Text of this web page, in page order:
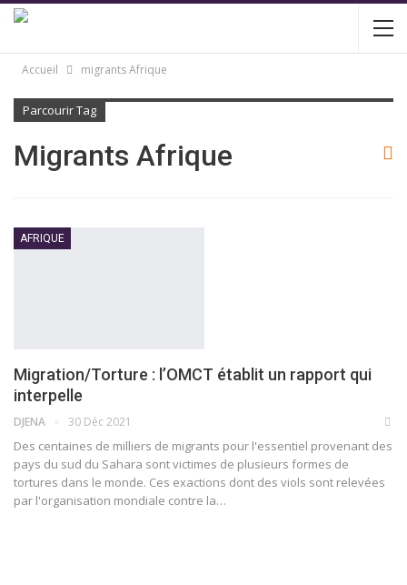
Accueil migrants Afrique
Parcourir Tag
Migrants Afrique
AFRIQUE
Migration/Torture : l’OMCT établit un rapport qui
interpelle
DJENA 30 Déc 2021
Des centaines de milliers de migrants pour l'essentiel provenant des
pays du sud du Sahara sont victimes de plusieurs formes de
tortures dans le monde. Ces exactions dont des viols sont relevées
par l'organisation mondiale contre la…